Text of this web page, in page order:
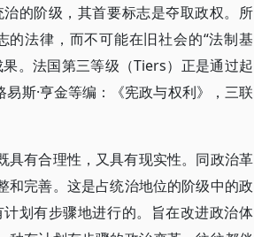
的阶级，其首要标志是夺取政权。所
法律，而不可能在旧社会的“法制基
。法国第三等级（Tiers）正是通过起
斯·亨金等编：《宪政与权利》，三联
具有合理性，又具有现实性。同政治革
和完善。这是占统治地位的阶级中的政
划有步骤地进行的。旨在改进政治体